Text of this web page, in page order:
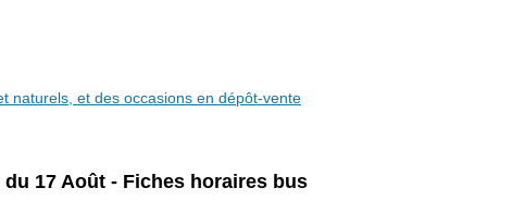
naturels, et des occasions en dépôt-vente
du 17 Août - Fiches horaires bus